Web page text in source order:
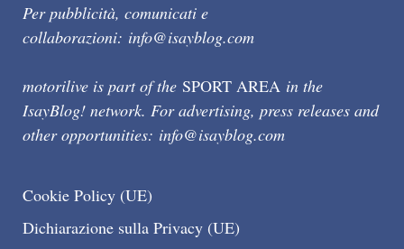
Per pubblicità, comunicati e
collaborazioni: info@isayblog.com
motorilive is part of the SPORT AREA in the
IsayBlog! network. For advertising, press releases and
other opportunities: info@isayblog.com
Cookie Policy (UE)
Dichiarazione sulla Privacy (UE)